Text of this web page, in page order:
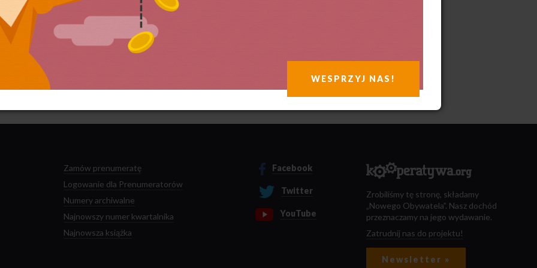
są dane Twoich komentarzy.
Zamów prenumeratę
Logowanie dla Prenumeratorów
Numery archiwalne
Najnowszy numer kwartalnika
Najnowsza książka
Facebook
Twitter
YouTube
Zrobiliśmy tę stronę, składamy
„Nowego Obywatela”. Nasz dochód
przeznaczamy na jego wydawanie.
Zatrudnij nas do projektu!
Newsletter »
WESPRZYJ NAS!